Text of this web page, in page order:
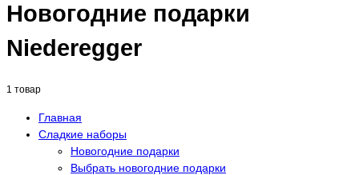
Новогодние подарки
Niederegger
1 товар
Главная
Сладкие наборы
Новогодние подарки
Выбрать новогодние подарки